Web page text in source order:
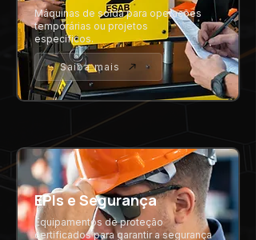
Máquinas de solda para operações
temporárias ou projetos
específicos.
Saiba mais
EPIs e Segurança
Equipamentos de proteção
certificados para garantir a segurança